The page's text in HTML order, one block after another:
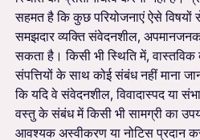
सहमत है कि कुछ परियोजनाएं ऐसे
समझदार व्यक्ति संवेदनशील, अपमानजनक
सकता है। किसी भी स्थिति में, वास्तविक
संपत्तियों के साथ कोई संबंध नहीं माना
कि यदि वे संवेदनशील, विवादास्पद या
वस्तु के संबंध में किसी भी सामग्री का
आवश्यक अस्वीकरण या नोटिस प्रदान